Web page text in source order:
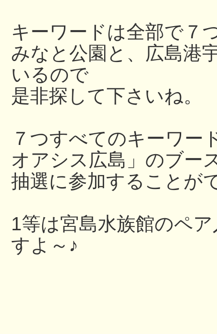
キーワードは全部
みなと公園と、広島港
いるので
是非探して下さいね。
７つすべてのキーワー
オアシス広島」のブー
抽選に参加することが
1等は宮島水族館のペ
すよ～♪